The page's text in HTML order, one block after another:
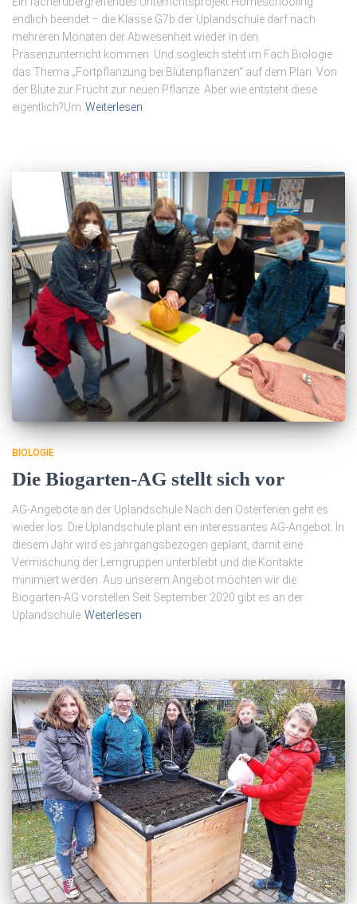
endlich beendet – die Klasse G7b der Uplandschule darf nach
mehreren Monaten der Abwesenheit wieder in den
Präsenzunterricht kommen. Und sogleich steht im Fach Biologie
das Thema „Fortpflanzung bei Blütenpflanzen“ auf dem Plan. Von
der Blüte zur Frucht zur neuen Pflanze. Aber wie entsteht diese
eigentlich?Um Weiterlesen
BIOLOGIE
Die Biogarten-AG stellt sich vor
AG-Angebote an der Uplandschule Nach den Osterferien geht es
wieder los. Die Uplandschule plant ein interessantes AG-Angebot. In
diesem Jahr wird es jahrgangsbezogen geplant, damit eine
Vermischung der Lerngruppen unterbleibt und die Kontakte
minimiert werden. Aus unserem Angebot möchten wir die
Biogarten-AG vorstellen.Seit September 2020 gibt es an der
Uplandschule Weiterlesen